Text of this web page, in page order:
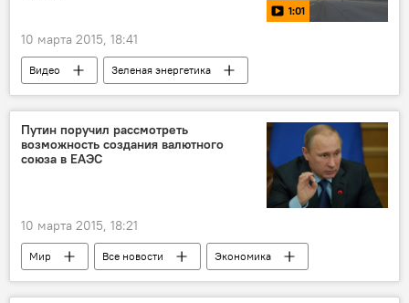
1:01
10 марта 2015, 18:41
Видео Зеленая энергетика
Путин поручил рассмотреть
возможность создания валютного
союза в ЕАЭС
10 марта 2015, 18:21
Мир Все новости
Экономика
Казахстан
Кыргызстан
Беларусь